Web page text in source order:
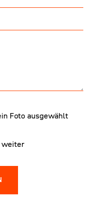
Foto ausgewählt
weiter